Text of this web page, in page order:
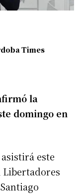
Times
la
domingo en
este
Libertadores